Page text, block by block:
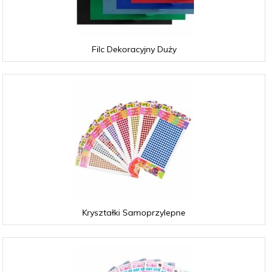
Filc Dekoracyjny Duży
Kryształki Samoprzylepne